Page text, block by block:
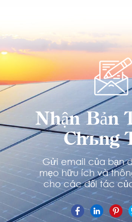
TÌM HIỂU
Nhận Bản
Chúng
Gửi email của bạn
mẹo hữu ích và
cho các đối tác